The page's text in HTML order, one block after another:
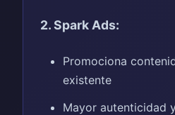
2. Spark Ads:
Promociona
existente
Mayor autenticidad